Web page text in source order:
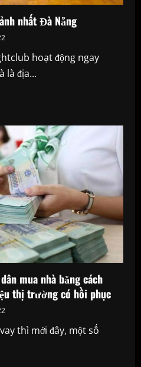
nhất Đà Nẵng
hoạt động ngay
là địa...
mua nhà bằng cách
thị trường có hồi phục
thì mới đây, một số